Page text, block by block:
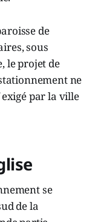
de
sous
le projet de
ne
par la ville
se
de la